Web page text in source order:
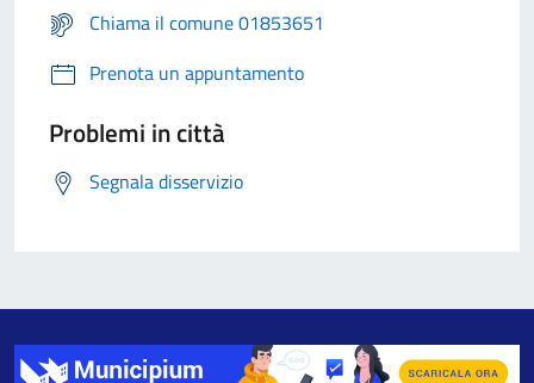
Chiama il comune 01853651
Prenota un appuntamento
Problemi in città
Segnala disservizio